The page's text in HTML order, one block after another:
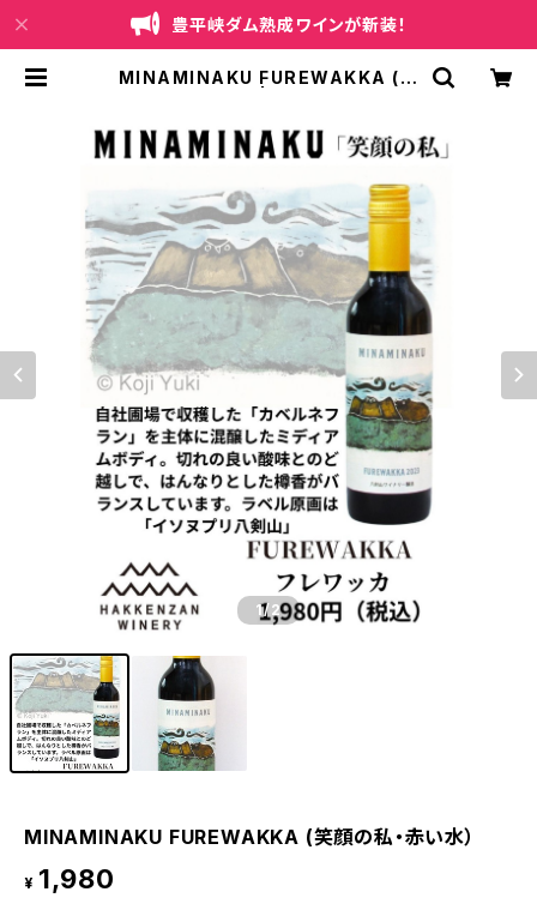
豊平峡ダム熟成ワインが新装！
MINAMINAKU FUREWAKKA (笑
1/2
MINAMINAKU FUREWAKKA (笑顔の私・赤い水）
¥ 1,980